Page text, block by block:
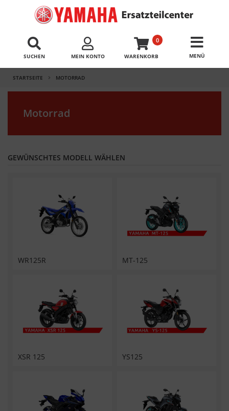
SUCHEN MEIN KONTO
0
WARENKORB
STARTSEITE MOTORRAD
Motorrad
GEWÜNSCHTES MODELL WÄHLEN
WR125R MT-125
XSR 125 YS125